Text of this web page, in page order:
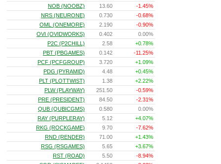
NOB (NOOBZ)
13.60
-1.45%
NRS (NEURONE)
0.730
-0.68%
OML (ONEMORE)
2.190
-0.90%
OVI (OVIDWORKS)
0.402
0.00%
P2C (P2CHILL)
2.58
+0.78%
PBT (PBGAMES)
0.142
-11.25%
PCF (PCFGROUP)
3.720
+1.09%
PDG (PYRAMID)
4.48
+0.45%
PLT (PLOTTWIST)
1.38
+2.22%
PLW (PLAYWAY)
251.50
-0.59%
PRE (PRESIDENT)
84.50
-2.31%
QUB (QUBICGMS)
0.580
0.00%
RAY (PURPLERAY)
5.12
+4.07%
RKG (ROCKGAME)
9.70
-7.62%
RND (RENDER)
71.00
+1.43%
RSG (RSGAMES)
5.65
+3.67%
RST (ROAD)
5.50
-8.94%